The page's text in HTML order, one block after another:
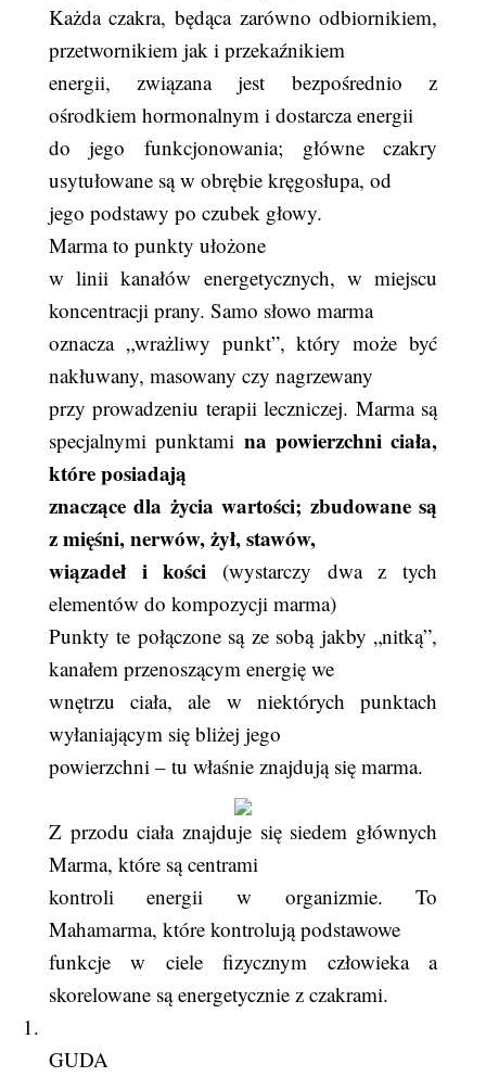
Każda czakra, będąca zarówno odbiornikiem,
przetwornikiem jak i przekaźnikiem
energii, związana jest bezpośrednio z
ośrodkiem hormonalnym i dostarcza energii
do jego funkcjonowania; główne czakry
usytułowane są w obrębie kręgosłupa, od
jego podstawy po czubek głowy.
Marma to punkty ułożone
w linii kanałów energetycznych, w miejscu
koncentracji prany. Samo słowo marma
oznacza „wrażliwy punkt”, który może być
nakłuwany, masowany czy nagrzewany
przy prowadzeniu terapii leczniczej. Marma są
specjalnymi punktami na powierzchni ciała,
które posiadają
znaczące dla życia wartości; zbudowane są
z mięśni, nerwów, żył, stawów,
wiązadeł i kości (wystarczy dwa z tych
elementów do kompozycji marma)
Punkty te połączone są ze sobą jakby „nitką”,
kanałem przenoszącym energię we
wnętrzu ciała, ale w niektórych punktach
wyłaniającym się bliżej jego
powierzchni – tu właśnie znajdują się marma.
Z przodu ciała znajduje się siedem głównych
Marma, które są centrami
kontroli energii w organizmie. To
Mahamarma, które kontrolują podstawowe
funkcje w ciele fizycznym człowieka a
skorelowane są energetycznie z czakrami.
1.
​GUDA